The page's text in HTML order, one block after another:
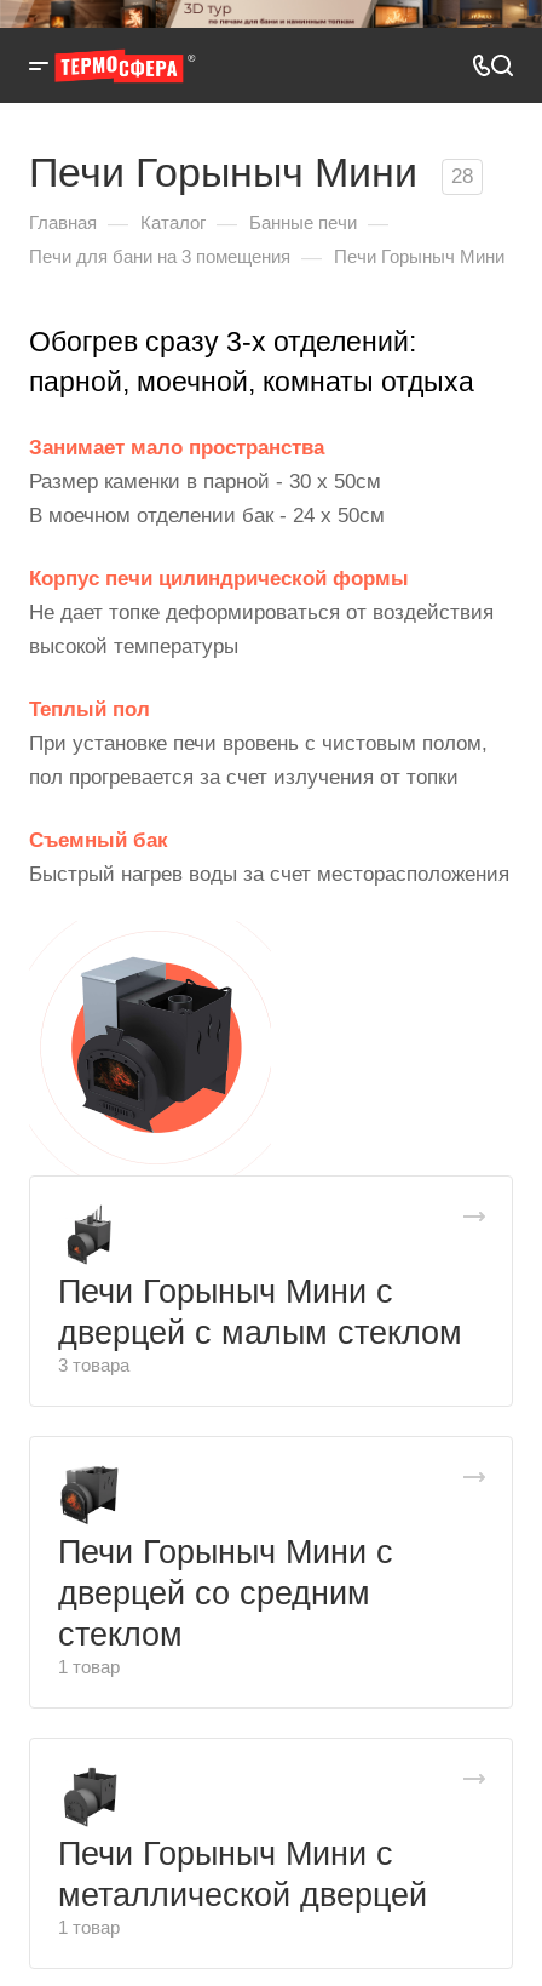
Печи Горыныч Мини 28
Главная — Каталог — Банные печи —
Печи для бани на 3 помещения — Печи Горыныч Мини
Обогрев сразу 3-х отделений:
парной, моечной, комнаты отдыха
Занимает мало пространства
Размер каменки в парной - 30 х 50см
В моечном отделении бак - 24 х 50см
Корпус печи цилиндрической формы
Не дает топке деформироваться от воздействия
высокой температуры
Теплый пол
При установке печи вровень с чистовым полом,
пол прогревается за счет излучения от топки
Съемный бак
Быстрый нагрев воды за счет месторасположения
Печи Горыныч Мини с
дверцей с малым стеклом
3 товара
Печи Горыныч Мини с
дверцей со средним
стеклом
1 товар
Печи Горыныч Мини с
металлической дверцей
1 товар